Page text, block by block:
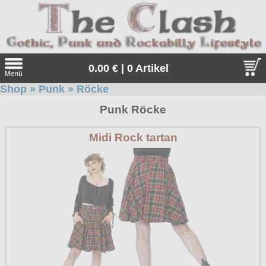
0.00 € | 0 Artikel
Angebote
Sonderangebote
Geschenketipps
Gratis
Kleidung/Gothic
alle Artikel
Girlblusen
Punkrock
Shop » Punk » Röcke
Punk Röcke
Midi Rock tartan